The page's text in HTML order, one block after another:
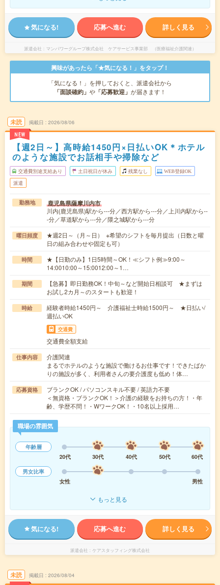
気になる! 応募へ進む 詳しく見る
派遣会社 マンパワーグループ株式会社 ケアサービス事業部 （医療福祉介護関連）
興味があったら「★気になる！」をタップ！
「気になる！」を押しておくと、派遣会社から
「面談確約」 や 「応募歓迎」 が届きます！
未読
NEW
掲載日 2026/08/06
【週2日～】高時給1450円×日払いOK＊ホテル
のような施設でお話相手や掃除など
交通費別途支給あり 土日祝日が休み 残業なし WEB登録OK
派遣
勤務地 鹿児島県薩摩川内市
川内(鹿児島県)駅から---分／西方駅から---分／上川内駅から--
-分／草道駅から---分／隈之城駅から---分
曜日頻度
★週2日～（月～日） ※希望のシフトを毎月提出（日数と曜
日の組み合わせや固定も可）
時間
★【日勤のみ】1日5時間～OK！≪シフト例≫9:00～
14:0010:00～15:0012:00～1…
期間
【急募】即日勤務OK！中旬～など開始日相談可 ★まずは
お試し2カ月～のスタートも歓迎！
時給
経験者時給1450円～ 介護福祉士時給1500円～ ★日払い/
週払いOK
交通費
交通費全額支給
仕事内容
介護関連
まるでホテルのような施設で働けるお仕事です！できたばか
りの施設が多く、利用者さんの要介護度も低め！体…
応募資格
ブランクOK / パソコンスキル不要 / 英語力不要
＜無資格・ブランクOK！＞介護の経験をお持ちの方！・年
齢、学歴不問！・WワークOK！・10名以上採用…
職場の雰囲気
年齢層
20代
30代 40代 50代
60代
男女比率
女性
男性
もっと見る
気になる! 応募へ進む 詳しく見る
派遣会社 ケアスタッフィング株式会社
未読 掲載日 2026/08/04